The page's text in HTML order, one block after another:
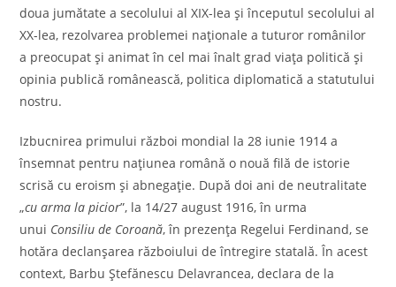
doua jumătate a secolului al XIX-lea şi începutul secolului al
XX-lea, rezolvarea problemei naţionale a tuturor românilor
a preocupat şi animat în cel mai înalt grad viaţa politică şi
opinia publică românească, politica diplomatică a statutului
nostru.
Izbucnirea primului război mondial la 28 iunie 1914 a
însemnat pentru naţiunea română o nouă filă de istorie
scrisă cu eroism şi abnegaţie. După doi ani de neutralitate
„cu arma la picior”, la 14/27 august 1916, în urma
unui Consiliu de Coroană, în prezenţa Regelui Ferdinand, se
hotăra declanşarea războiului de întregire statală. În acest
context, Barbu Ștefănescu Delavrancea, declara de la